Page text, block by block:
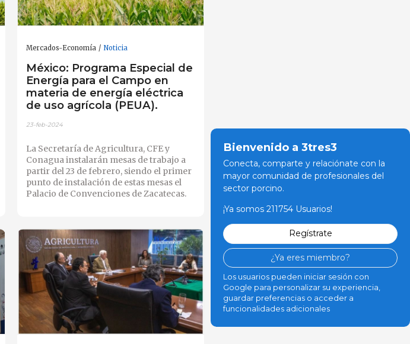
Mercados-Economía Noticia
México: Programa Especial de
Energía para el Campo en
materia de energía eléctrica
de uso agrícola (PEUA).
23-feb-2024
La Secretaría de Agricultura, CFE y
Conagua instalarán mesas de trabajo a
partir del 23 de febrero, siendo el primer
punto de instalación de estas mesas el
Palacio de Convenciones de Zacatecas.
Bienvenido a 3tres3
Conecta, comparte y relaciónate con la
mayor comunidad de profesionales del
sector porcino.
¡Ya somos 211754 Usuarios!
Regístrate
¿Ya eres miembro?
Los usuarios pueden iniciar sesión con
Google para personalizar su experiencia,
guardar preferencias o acceder a
funcionalidades adicionales